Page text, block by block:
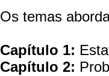
Os temas
Capítulo 1:
Capítulo 2: